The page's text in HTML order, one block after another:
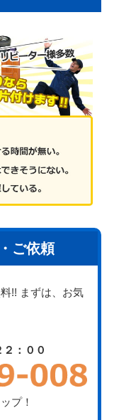
ご依頼
!! まずは、お気
：００
プ！